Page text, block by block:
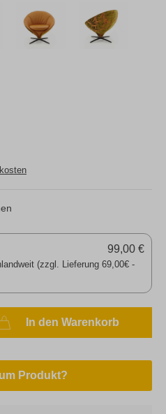
(zzgl. Lieferung 69,00€ -
99,00 €
In den Warenkorb
Produkt?